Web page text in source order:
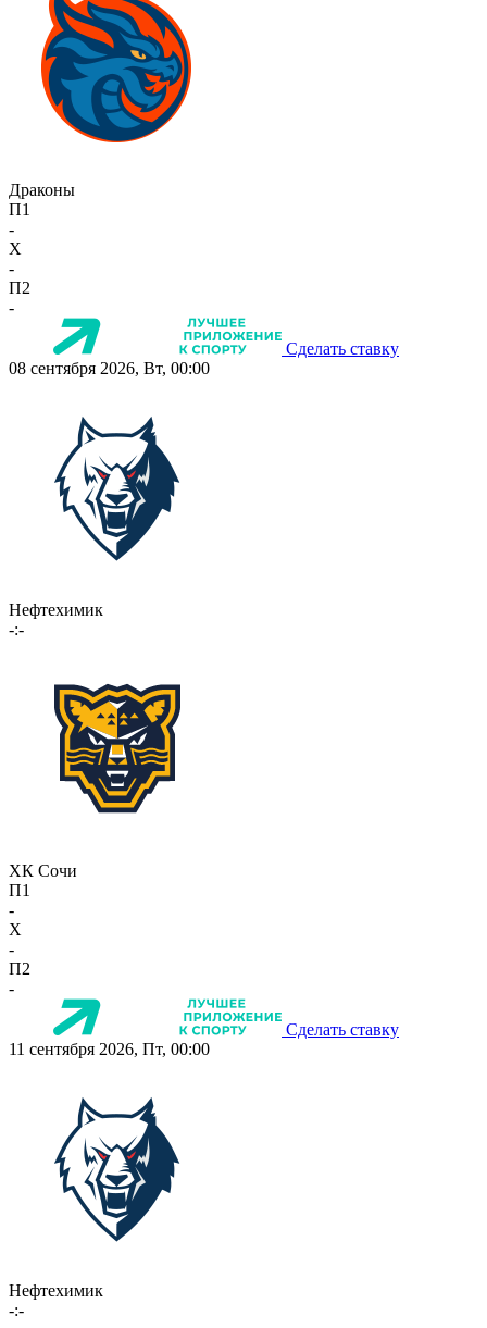
Драконы
П1
-
X
-
П2
-
Сделать ставку
08 сентября 2026, Вт, 00:00
Нефтехимик
-:-
ХК Сочи
П1
-
X
-
П2
-
Сделать ставку
11 сентября 2026, Пт, 00:00
Нефтехимик
-:-